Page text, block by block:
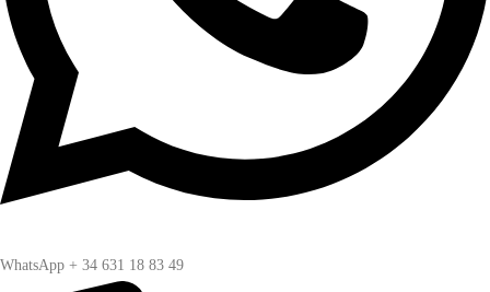
WhatsApp + 34 631 18 83 49